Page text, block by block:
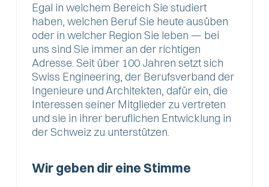
Egal in welchem Bereich Sie studiert
haben, welchen Beruf Sie heute ausüben
oder in welcher Region Sie leben — bei
uns sind Sie immer an der richtigen
Adresse. Seit über 100 Jahren setzt sich
Swiss Engineering, der Berufsverband der
Ingenieure und Architekten, dafür ein, die
Interessen seiner Mitglieder zu vertreten
und sie in ihrer beruflichen Entwicklung in
der Schweiz zu unterstützen.
Wir geben dir eine Stimme